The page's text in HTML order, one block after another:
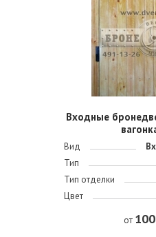
Входные
Вид
Тип
Тип отделки
Цвет
от